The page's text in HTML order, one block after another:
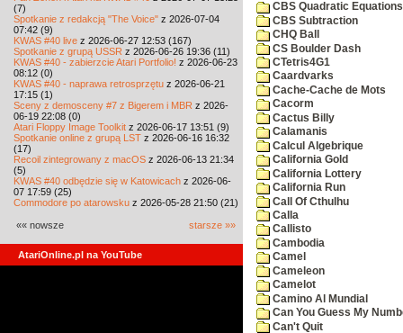
(7)
Spotkanie z redakcją "The Voice" z 2026-07-04
07:42 (9)
KWAS #40 live z 2026-06-27 12:53 (167)
Spotkanie z grupą USSR z 2026-06-26 19:36 (11)
KWAS #40 - zabierzcie Atari Portfolio! z 2026-06-23
08:12 (0)
KWAS #40 - naprawa retrosprzętu z 2026-06-21
17:15 (1)
Sceny z demosceny #7 z Bigerem i MBR z 2026-
06-19 22:08 (0)
Atari Floppy Image Toolkit z 2026-06-17 13:51 (9)
Spotkanie online z grupą LST z 2026-06-16 16:32
(17)
Recoil zintegrowany z macOS z 2026-06-13 21:34
(5)
KWAS #40 odbędzie się w Katowicach z 2026-06-
07 17:59 (25)
Commodore po atarowsku z 2026-05-28 21:50 (21)
«« nowsze starsze »»
AtariOnline.pl na YouTube
CBS Quadratic Equations
CBS Subtraction
CHQ Ball
CS Boulder Dash
CTetris4G1
Caardvarks
Cache-Cache de Mots
Cacorm
Cactus Billy
Calamanis
Calcul Algebrique
California Gold
California Lottery
California Run
Call Of Cthulhu
Calla
Callisto
Cambodia
Camel
Cameleon
Camelot
Camino Al Mundial
Can You Guess My
Can't Quit